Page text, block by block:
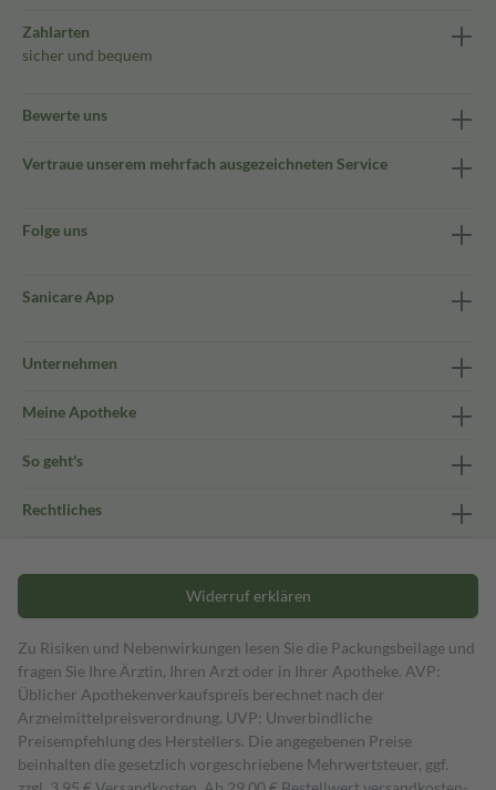
Zahlarten
sicher und bequem
Bewerte uns
Vertraue unserem mehrfach ausgezeichneten Service
Folge uns
Sanicare App
Unternehmen
Meine Apotheke
So geht's
Rechtliches
Widerruf erklären
Zu Risiken und Nebenwirkungen lesen Sie die Packungsbeilage und
fragen Sie Ihre Ärztin, Ihren Arzt oder in Ihrer Apotheke. AVP:
Üblicher Apothekenverkaufspreis berechnet nach der
Arzneimittelpreisverordnung. UVP: Unverbindliche
Preisempfehlung des Herstellers. Die angegebenen Preise
beinhalten die gesetzlich vorgeschriebene Mehrwertsteuer, ggf.